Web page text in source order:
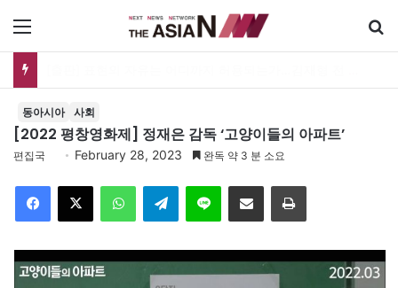
동아시아 사회
[2022 평창영화제] 정재은 감독 ‘고양이들의 아파트’
편집국 February 28, 2023 완독 약 3 분 소요
Telegram 이메일